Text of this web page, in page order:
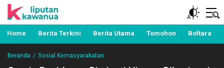
Liputan Kawanua
Berita Manado, Sulawesi Utara, Kawanua, Politik,
Pemerintahan, Hukum Kriminal dan Nasional
Home Berita Terkini Berita Utama Tomohon Boltara
Beranda Sosial Kemasyarakatan